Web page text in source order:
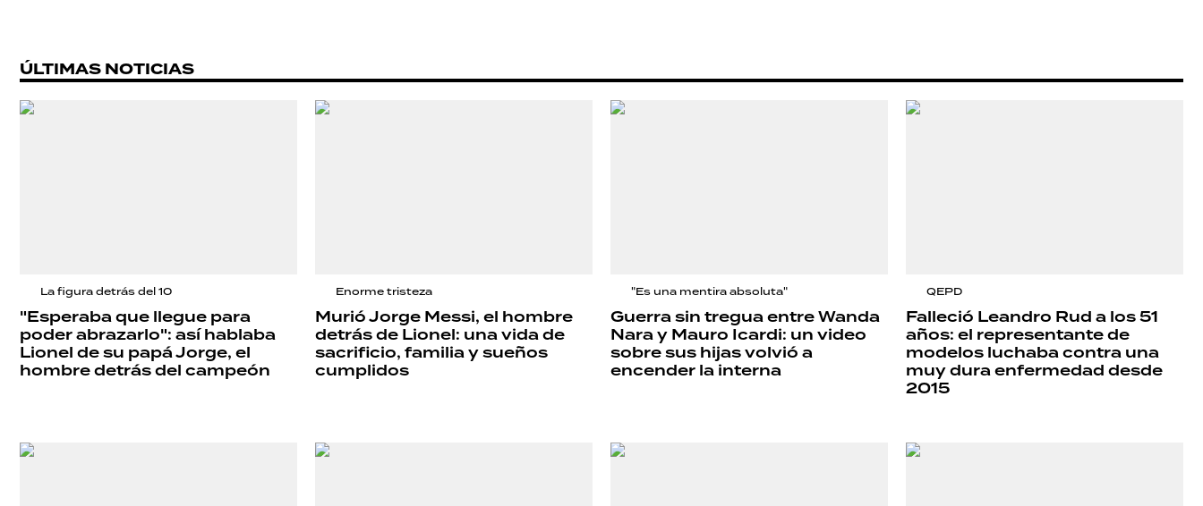
ÚLTIMAS NOTICIAS
La figura detrás del 10
"Esperaba que llegue para
poder abrazarlo": así hablaba
Lionel de su papá Jorge, el
hombre detrás del campeón
Enorme tristeza
Murió Jorge Messi, el hombre
detrás de Lionel: una vida de
sacrificio, familia y sueños
cumplidos
"Es una mentira absoluta"
Guerra sin tregua entre Wanda
Nara y Mauro Icardi: un video
sobre sus hijas volvió a
encender la interna
QEPD
Falleció Leandro Rud a los 51
años: el representante de
modelos luchaba contra una
muy dura enfermedad desde
2015